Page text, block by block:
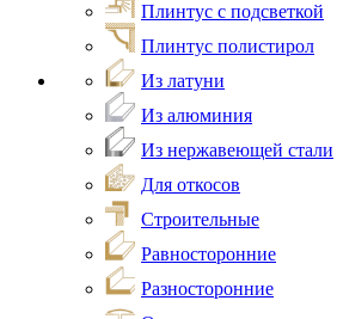
Плинтус с подсветкой
Плинтус полистирол
Из латуни
Из алюминия
Из нержавеющей стали
Для откосов
Строительные
Равносторонние
Разносторонние